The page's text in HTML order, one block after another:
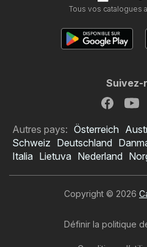
Tous vos catalogues
Suivez-
Autres pays: Österreich
Schweiz Deutschland
Italia Lietuva Nederland
Copyright © 2026
Définir la politique